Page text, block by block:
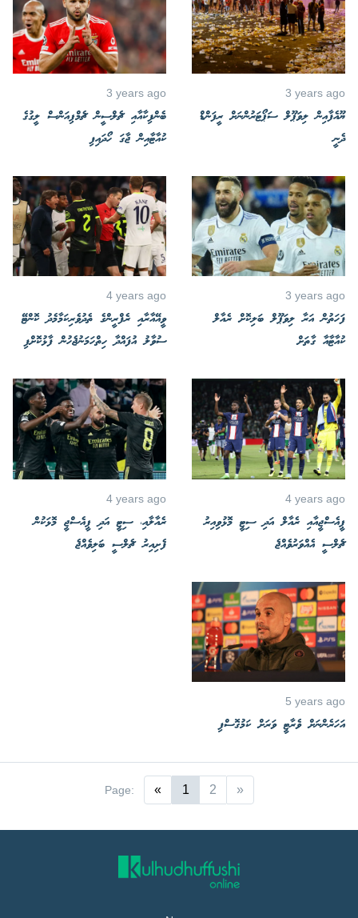
3 years ago
ޔޫއެފާއިން ލިވަޕޫލް ސަޕޯޓަރުންނަށް ރީފަންޑް
ދެނީ
3 years ago
ބެންފިކާއާއި ޗެލްސީން ޗެމްޕިއަންސް ލީގުގެ
ކުއާޓާއިން ޖާގަ ހޯދައިފި
3 years ago
ފަހަތުން އަރާ ލިވަޕޫލް ބަލިކޮށް ރެއާލް
ކުއާޓާއާ ގާތަށް
4 years ago
ވީއޭއާރާއި ރެފްރީންގެ ތެދުވެރިކަމާމެދު ކޮންޓޭ
ސުވާލު އުފައްދާ ހިތްހަމަނުޖެހުން ފާޅުކޮށްފި
4 years ago
ޕީއެސްޖީއާއި ރެއާލް އަދި ސިޓީ މޮޅުވިއިރު
ޗެލްސީ އެއްވަރުވެއްޖެ
4 years ago
ރެއާލާއި، ސިޓީ އަދި ޕީއެސްޖީ މޮޅަކުން
ފެށިއިރު ޗެލްސީ ބަލިވެއްޖެ
5 years ago
އަހަރެންނަށް ވެރާޓީ ވަރަށް ކަމުގޮސްފި
Page: « 1 2 »